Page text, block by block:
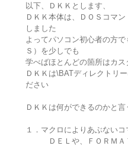
以下、ＤＫＫとします、
ＤＫＫ本体は、ＤＯＳコマ
しました
よってパソコン初心者の方
Ｓ）を少しでも
学べばほとんどの箇所はカス
ＤＫＫは\BATディレクトリ
ださい
ＤＫＫは何ができるのかと言
１．マクロによりあぶない
ＤＥＬや、ＦＯＲＭＡＴ